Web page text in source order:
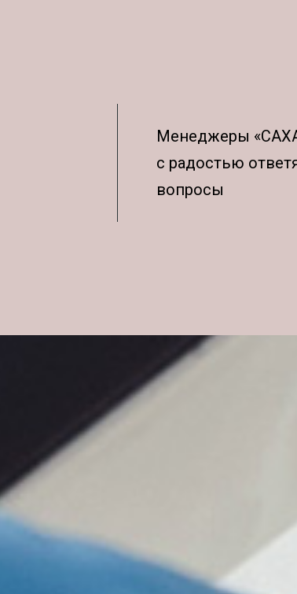
Менеджеры
с радостью
вопросы